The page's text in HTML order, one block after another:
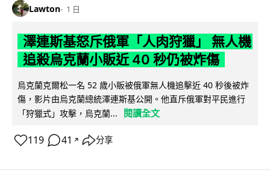
Lawton 1 日
澤連斯基怒斥俄軍「人肉狩獵」 無人機
追殺烏克蘭小販近 40 秒仍被炸傷
烏克蘭克爾松一名 52 歲小販被俄軍無人機追擊近 40 秒後被炸
傷，影片由烏克蘭總統澤連斯基公開。他直斥俄軍對平民進行
「狩獵式」攻擊，烏克蘭...
閱讀全文
119 41 ↗ 分享